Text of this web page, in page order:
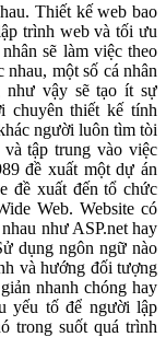
Thiết kế web bao
trình web và tối ưu
sẽ làm việc theo
một số cá nhân
như vậy sẽ tạo ít sự
chuyên thiết kế tính
người luôn tìm tòi
tập trung vào việc
đề xuất một dự án
đề xuất đến tổ chức
Web. Website có
như ASP.net hay
dụng ngôn ngữ nào
và hướng đối tượng
nhanh chóng hay
yếu tố để người lập
trong suốt quá trình